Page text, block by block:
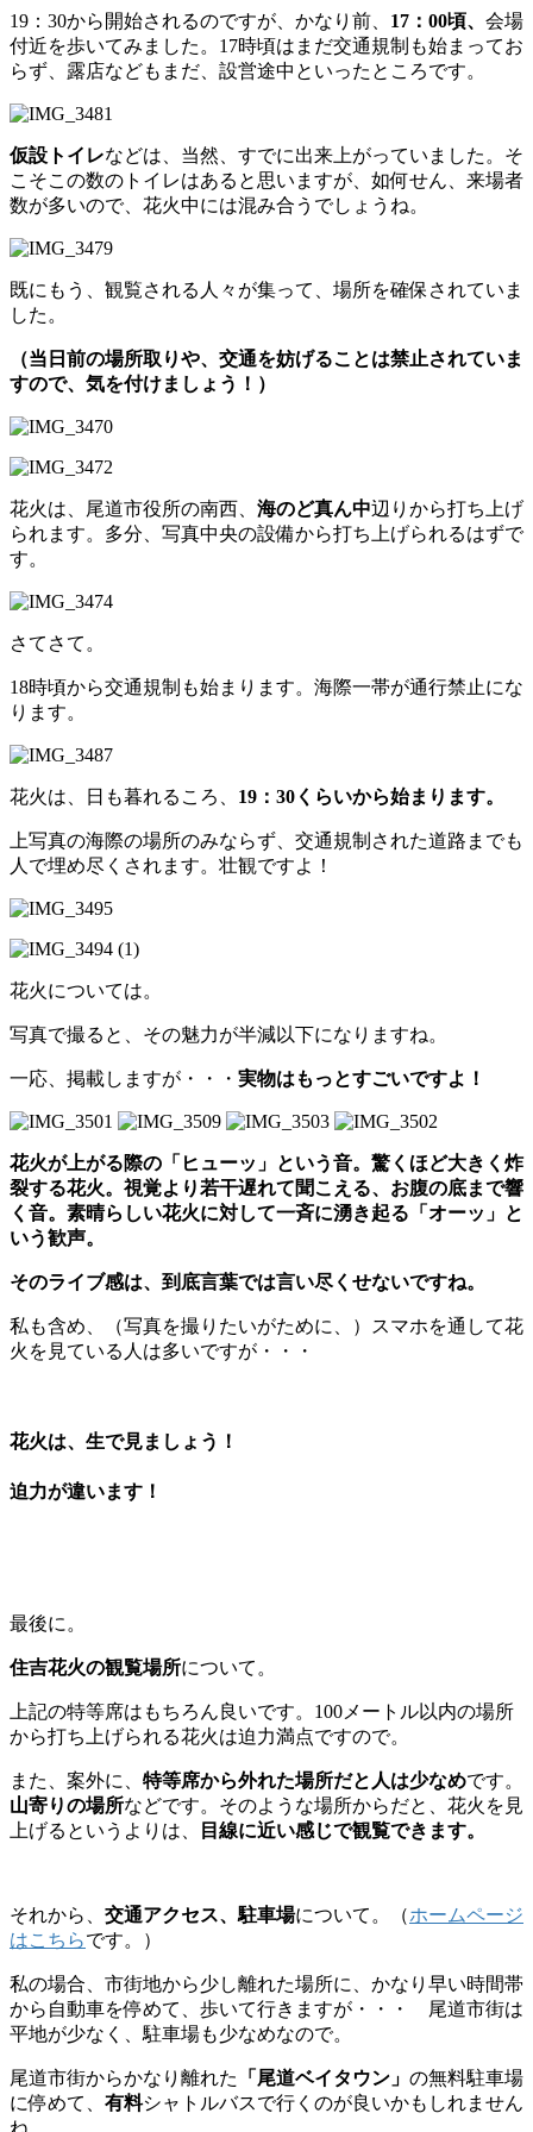
19：30から開始されるのですが、かなり前、 17：00頃、 会場
付近を歩いてみました。17時頃はまだ交通規制も始まってお
らず、露店などもまだ、設営途中といったところです。
仮設トイレなどは、当然、すでに出来上がっていました。そ
こそこの数のトイレはあると思いますが、如何せん、来場者
数が多いので、花火中には混み合うでしょうね。
既にもう、観覧される人々が集って、場所を確保されていま
した。
（当日前の場所取りや、交通を妨げることは禁止されていま
すので、気を付けましょう！）
花火は、尾道市役所の南西、 海のど真ん中辺りから打ち上げ
られます。多分、写真中央の設備から打ち上げられるはずで
す。
さてさて。
18時頃から交通規制も始まります。海際一帯が通行禁止にな
ります。
花火は、日も暮れるころ、 19：30くらいから始まります。
上写真の海際の場所のみならず、交通規制された道路までも
人で埋め尽くされます。壮観ですよ！
花火については。
写真で撮ると、その魅力が半減以下になりますね。
一応、掲載しますが・・・ 実物はもっとすごいですよ！
花火が上がる際の「ヒューッ」という音。驚くほど大きく炸
裂する花火。視覚より若干遅れて聞こえる、お腹の底まで響
く音。素晴らしい花火に対して一斉に湧き起る「オーッ」と
いう歓声。
そのライブ感は、到底言葉では言い尽くせないですね。
私も含め、（写真を撮りたいがために、）スマホを通して花
火を見ている人は多いですが・・・
花火は、生で見ましょう！
迫力が違います！
最後に。
住吉花火の観覧場所について。
上記の特等席はもちろん良いです。100メートル以内の場所
から打ち上げられる花火は迫力満点ですので。
また、案外に、 特等席から外れた場所だと人は少なめです。
山寄りの場所などです。そのような場所からだと、花火を見
上げるというよりは、
目線に近い感じで観覧できます。
それから、 交通アクセス、駐車場について。（ホームページ
はこちらです。）
私の場合、市街地から少し離れた場所に、かなり早い時間帯
から自動車を停めて、歩いて行きますが・・・ 尾道市街は
平地が少なく、駐車場も少なめなので。
尾道市街からかなり離れた 「尾道ベイタウン」 の無料駐車場
に停めて、 有料シャトルバスで行くのが良いかもしれません
ね。